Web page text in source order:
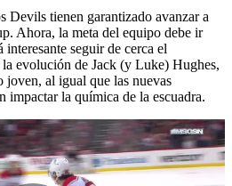
Devils tienen garantizado avanzar a
Ahora, la meta del equipo debe ir
seguir de cerca el
evolución de Jack (y Luke) Hughes,
al igual que las nuevas
impactar la química de la escuadra.